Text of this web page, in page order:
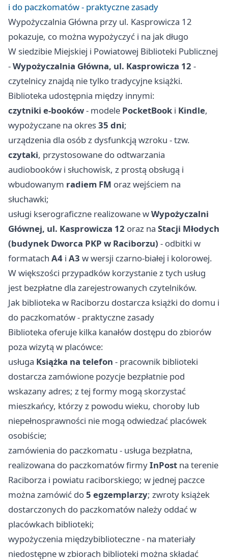
i do paczkomatów - praktyczne zasady
Wypożyczalnia Główna przy ul. Kasprowicza 12
pokazuje, co można wypożyczyć i na jak długo
W siedzibie Miejskiej i Powiatowej Biblioteki Publicznej
-Wypożyczalnia Główna, ul. Kasprowicza 12 -
czytelnicy znajdą nie tylko tradycyjne książki.
Biblioteka udostępnia między innymi:
czytniki e-booków- modele PocketBook i Kindle,
wypożyczane na okres35 dni;
urządzenia dla osób z dysfunkcją wzroku - tzw.
czytaki, przystosowane do odtwarzania
audiobooków i słuchowisk, z prostą obsługą i
wbudowanym radiem FM oraz wejściem na
słuchawki;
usługi kserograficzne realizowane wWypożyczalni
Głównej, ul. Kasprowicza 12 oraz na Stacji Młodych
(budynek Dworca PKP w Raciborzu) - odbitki w
formatach A4 i A3 w wersji czarno-białej i kolorowej.
W większości przypadków korzystanie z tych usług
jest bezpłatne dla zarejestrowanych czytelników.
Jak biblioteka w Raciborzu dostarcza książki do domu i
do paczkomatów - praktyczne zasady
Biblioteka oferuje kilka kanałów dostępu do zbiorów
poza wizytą w placówce:
usługa Książka na telefon - pracownik biblioteki
dostarcza zamówione pozycje bezpłatnie pod
wskazany adres; z tej formy mogą skorzystać
mieszkańcy, którzy z powodu wieku, choroby lub
niepełnosprawności nie mogą odwiedzać placówek
osobiście;
zamówienia do paczkomatu - usługa bezpłatna,
realizowana do paczkomatów firmyInPost na terenie
Raciborza i powiatu raciborskiego; w jednej paczce
można zamówić do5 egzemplarzy; zwroty książek
dostarczonych do paczkomatów należy oddać w
placówkach biblioteki;
wypożyczenia międzybiblioteczne - na materiały
niedostępne w zbiorach biblioteki można składać